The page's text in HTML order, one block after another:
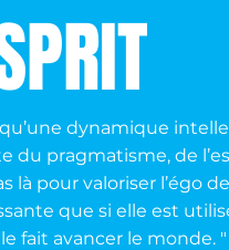
qu’une dynamique
du pragmatisme, de
là pour valoriser l’égo
que si elle est
fait avancer le monde. "